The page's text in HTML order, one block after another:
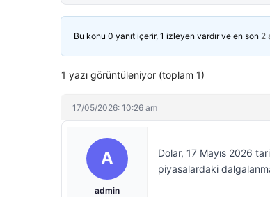
Bu konu 0 yanıt içerir, 1 izleyen vardır ve en son 2
1 yazı görüntüleniyor (toplam 1)
17/05/2026: 10:26 am
A
admin
Dolar, 17 Mayıs 2026
piyasalardaki